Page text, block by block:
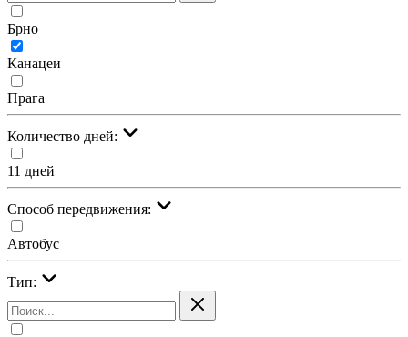
Брно
Канацеи
Прага
Количество дней:
11 дней
Cпособ передвижения:
Автобус
Тип: